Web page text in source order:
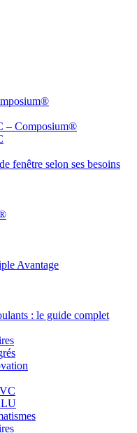
– Composium®
fenêtre selon ses besoins
Avantage
: le guide complet